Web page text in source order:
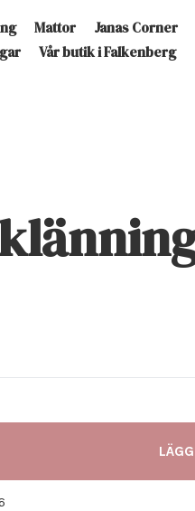
Mattor
Janas Corner
Vår butik i Falkenberg